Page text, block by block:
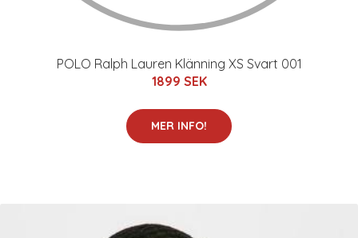
POLO Ralph Lauren Klänning XS Svart 001
1899 SEK
MER INFO!